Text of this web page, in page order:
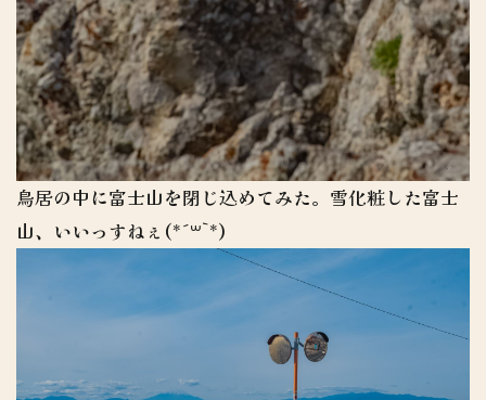
鳥居の中に富士山を閉じ込めてみた。雪化粧した富士
山、いいっすねぇ(*´꒳`*)